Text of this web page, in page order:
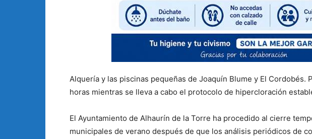
Alquería y las piscinas pequeñas de Joaquín Blume y El Cordobés.
horas mientras se lleva a cabo el protocolo de hipercloración
El Ayuntamiento de Alhaurín de la Torre ha procedido al cierre
municipales de verano después de que los análisis periódicos de